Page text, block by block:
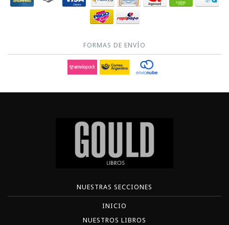
FORMAS DE ENVÍO
NUESTRAS SECCIONES
INICIO
NUESTROS LIBROS